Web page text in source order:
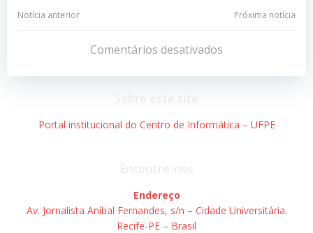
Navegação
Post
Notícia anterior
Navegação
de
Post
Próxima notícia
Comentários desativados
Portal institucional do Centro de Informática – UFPE
Endereço
Av. Jornalista Aníbal Fernandes, s/n – Cidade Universitária.
Recife-PE – Brasil